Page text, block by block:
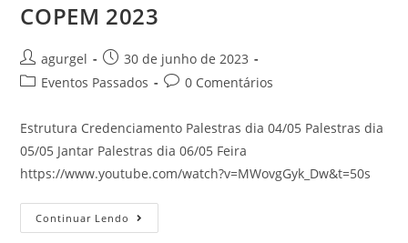
COPEM 2023
agurgel
30 de junho de 2023
Eventos Passados
0 Comentários
Estrutura Credenciamento Palestras dia 04/05 Palestras dia
05/05 Jantar Palestras dia 06/05 Feira
https://www.youtube.com/watch?v=MWovgGyk_Dw&t=50s
Continuar Lendo